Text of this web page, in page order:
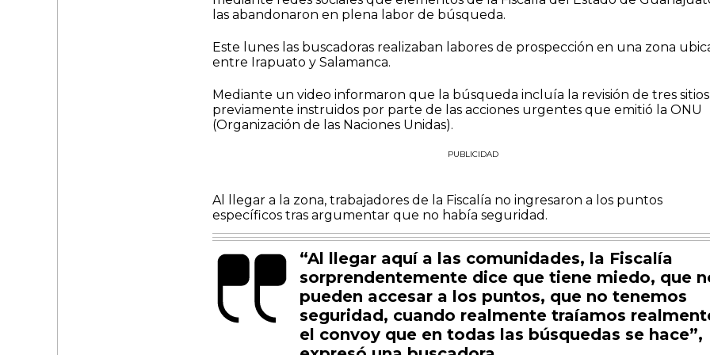
las abandonaron en plena labor de búsqueda.
Este lunes las buscadoras realizaban labores de prospección en una zona
entre Irapuato y Salamanca.
Mediante un video informaron que la búsqueda incluía la revisión de tres sitios
previamente instruidos por parte de las acciones urgentes que emitió la ONU
(Organización de las Naciones Unidas).
PUBLICIDAD
Al llegar a la zona, trabajadores de la Fiscalía no ingresaron a los puntos
específicos tras argumentar que no había seguridad.
“Al llegar aquí a las comunidades, la Fiscalía
sorprendentemente dice que tiene miedo, que
pueden accesar a los puntos, que no tenemos
seguridad, cuando realmente traíamos
el convoy que en todas las búsquedas se hace”,